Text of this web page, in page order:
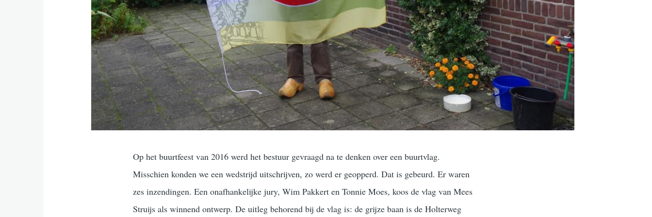
Op het buurtfeest van 2016 werd het bestuur gevraagd na te denken over een buurtvlag.
Misschien konden we een wedstrijd uitschrijven, zo werd er geopperd. Dat is gebeurd. Er waren
zes inzendingen. Een onafhankelijke jury, Wim Pakkert en Tonnie Moes, koos de vlag van Mees
Struijs als winnend ontwerp. De uitleg behorend bij de vlag is: de grijze baan is de Holterweg